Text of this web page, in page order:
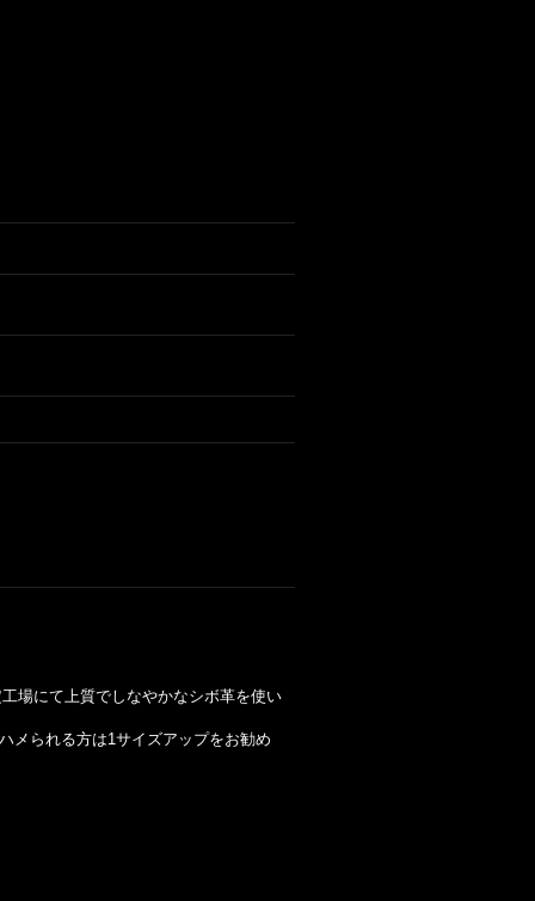
場にて上質でしなやかなシボ革を使い
メられる方は1サイズアップをお勧め